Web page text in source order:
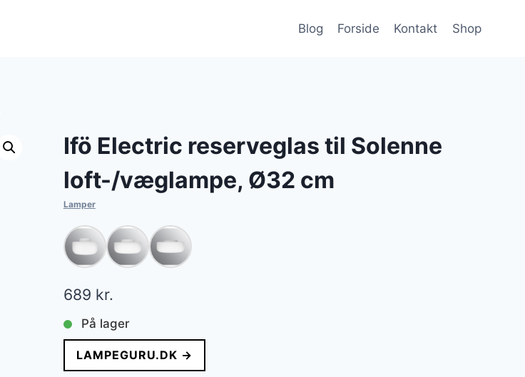
Blog Forside Kontakt Shop
Ifö Electric reserveglas til Solenne
loft-/væglampe, Ø32 cm
Lamper
689 kr.
På lager
LAMPEGURU.DK →